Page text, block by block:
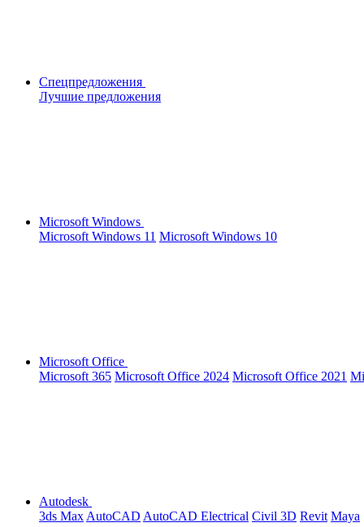
Спецпредложения
Лучшие предложения
Microsoft Windows
Microsoft Windows 11 Microsoft Windows 10
Microsoft Office
Microsoft 365 Microsoft Office 2024 Microsoft Office 2021
Autodesk
3ds Max AutoCAD AutoCAD Electrical Civil 3D Revit Maya